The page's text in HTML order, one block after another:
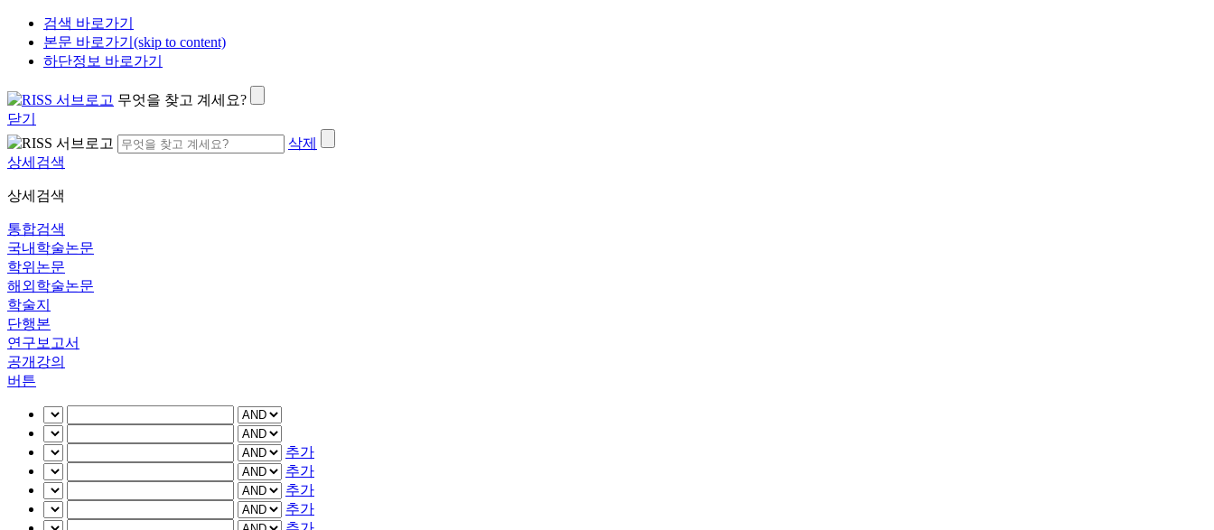
검색 바로가기
본문 바로가기(skip to content)
하단정보 바로가기
무엇을 찾고 계세요?
닫기
삭제
상세검색
상세검색
통합검색
국내학술논문
학위논문
해외학술논문
학술지
단행본
연구보고서
공개강의
버튼
추가
추가
추가
추가